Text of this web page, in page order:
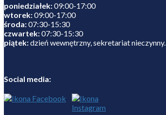
poniedziałek:09:00-17:00
wtorek:09:00-17:00
środa:07:30-15:30
czwartek:07:30-15:30
piątek:dzień wewnętrzny, sekretariat nieczynny.
Social media: